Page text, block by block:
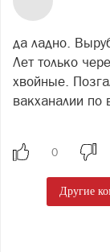
да ладно.
Лет только
хвойные.
вакханалии по
Другие